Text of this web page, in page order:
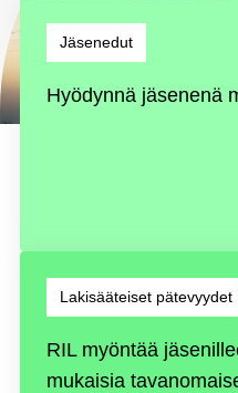
Jäsenedut
Hyödynnä jäsenenä
Lakisääteiset pätevyydet
RIL myöntää
mukaisia